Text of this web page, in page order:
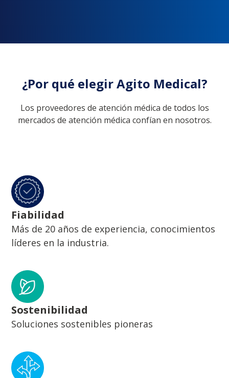
¿Por qué elegir Agito Medical?
Los proveedores de atención médica de todos los
mercados de atención médica confían en nosotros.
Fiabilidad
Más de 20 años de experiencia, conocimientos
líderes en la industria.
Sostenibilidad
Soluciones sostenibles pioneras